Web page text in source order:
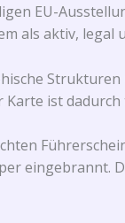
EU-
als aktiv, legal
Strukturen
ist
eingebrannt.